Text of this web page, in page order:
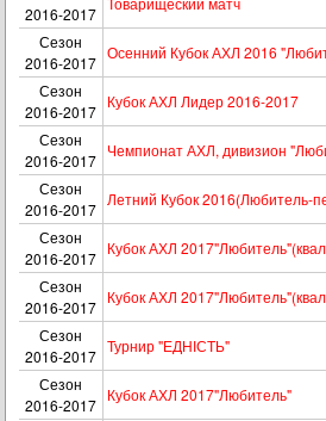
2016-2017
Сезон
2016-2017
Осенний Кубок АХЛ 2016
Сезон
2016-2017
Кубок АХЛ Лидер 2016-2017
Сезон
2016-2017
Чемпионат АХЛ, дивизион
Сезон
2016-2017
Летний Кубок 2016(Любитель-
Сезон
2016-2017
Кубок АХЛ
Сезон
2016-2017
Кубок АХЛ
Сезон
2016-2017
Турнир "ЕДНІСТЬ"
Сезон
2016-2017
Кубок АХЛ 2017"Любитель"